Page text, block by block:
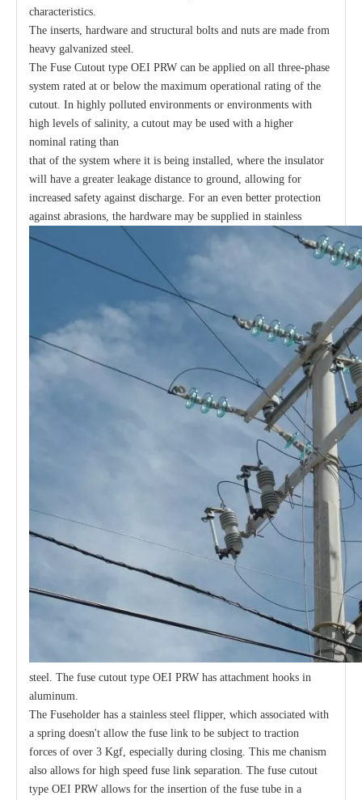
characteristics.
The inserts, hardware and structural bolts and nuts are made from
heavy galvanized steel.
The Fuse Cutout type OEI PRW can be applied on all three-phase
system rated at or below the maximum operational rating of the
cutout. In highly polluted environments or environments with
high levels of salinity, a cutout may be used with a higher
nominal rating than
that of the system where it is being installed, where the insulator
will have a greater leakage distance to ground, allowing for
increased safety against discharge. For an even better protection
against abrasions, the hardware may be supplied in stainless
steel. The fuse cutout type OEI PRW has attachment hooks in
aluminum.
The Fuseholder has a stainless steel flipper, which associated with
a spring doesn't allow the fuse link to be subject to traction
forces of over 3 Kgf, especially during closing. This me chanism
also allows for high speed fuse link separation. The fuse cutout
type OEI PRW allows for the insertion of the fuse tube in a